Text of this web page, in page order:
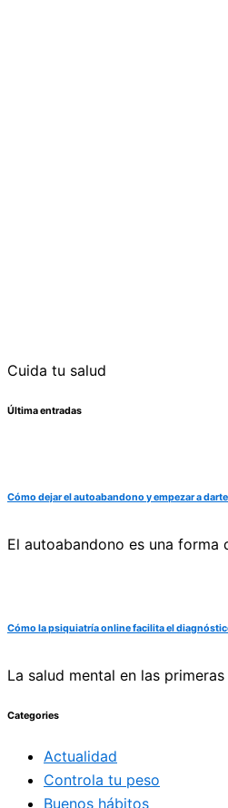
Cuida tu salud
Última entradas
Cómo dejar el autoabandono y empezar a
El autoabandono es una
Cómo la psiquiatría online facilita el
La salud mental en las
Categories
Actualidad
Controla tu peso
Buenos hábitos